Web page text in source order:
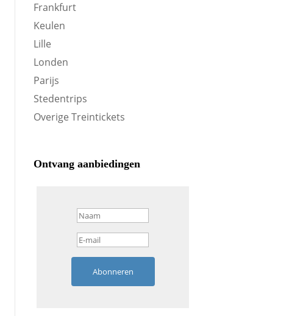
Frankfurt
Keulen
Lille
Londen
Parijs
Stedentrips
Overige Treintickets
Ontvang aanbiedingen
Abonneren